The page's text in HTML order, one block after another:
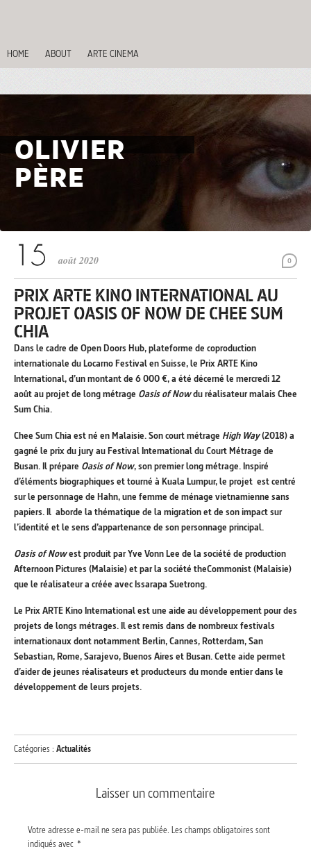
HOME ABOUT ARTE CINEMA
OLIVIER
PÈRE
0
août 2020
PRIX ARTE KINO INTERNATIONAL AU
PROJET OASIS OF NOW DE CHEE SUM
CHIA
Dans le cadre de Open Doors Hub, plateforme de coproduction
internationale du Locarno Festival en Suisse, le Prix ARTE Kino
International, d’un montant de 6 000 €, a été décerné le mercredi 12
août au projet de long métrage Oasis of Nowdu réalisateur malais Chee
Sum Chia.
Chee Sum Chia est né en Malaisie. Son court métrage High Way(2018) a
gagné le prix du jury au Festival International du Court Métrage de
Busan. Il prépare Oasis of Now, son premier long métrage. Inspiré
d’éléments biographiques et tourné à Kuala Lumpur, le projet est centré
sur le personnage de Hahn, une femme de ménage vietnamienne sans
papiers. Il aborde la thématique de la migration et de son impact sur
l’identité et le sens d’appartenance de son personnage principal.
Oasis of Nowest produit par Yve Vonn Lee de la société de production
Afternoon Pictures (Malaisie) et par la société theCommonist (Malaisie)
que le réalisateur a créée avec Issarapa Suetrong.
Le Prix ARTE Kino International est une aide au développement pour des
projets de longs métrages. Il est remis dans de nombreux festivals
internationaux dont notamment Berlin, Cannes, Rotterdam, San
Sebastian, Rome, Sarajevo, Buenos Aires et Busan. Cette aide permet
d’aider de jeunes réalisateurs et producteurs du monde entier dans le
développement de leurs projets.
Catégories : Actualités
Laisser un commentaire
Votre adresse e-mail ne sera pas publiée. Les champs obligatoires sont
indiqués avec *